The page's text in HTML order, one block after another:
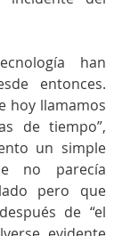
han
entonces.
hoy llamamos
de tiempo”,
un simple
no parecía
pero que
de “el